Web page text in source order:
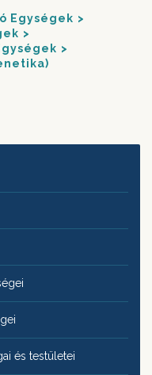
Egységek
és testületei